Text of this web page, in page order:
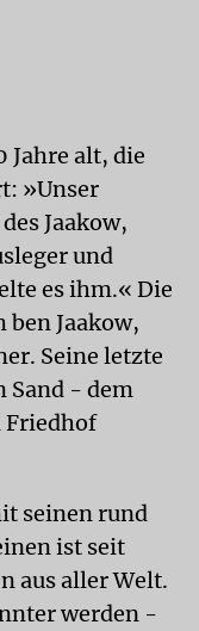
Jahre alt, die
»Unser
Jaakow,
und
es ihm.« Die
Jaakow,
Seine letzte
Sand - dem
Friedhof
seinen rund
ist seit
aus aller Welt.
werden -